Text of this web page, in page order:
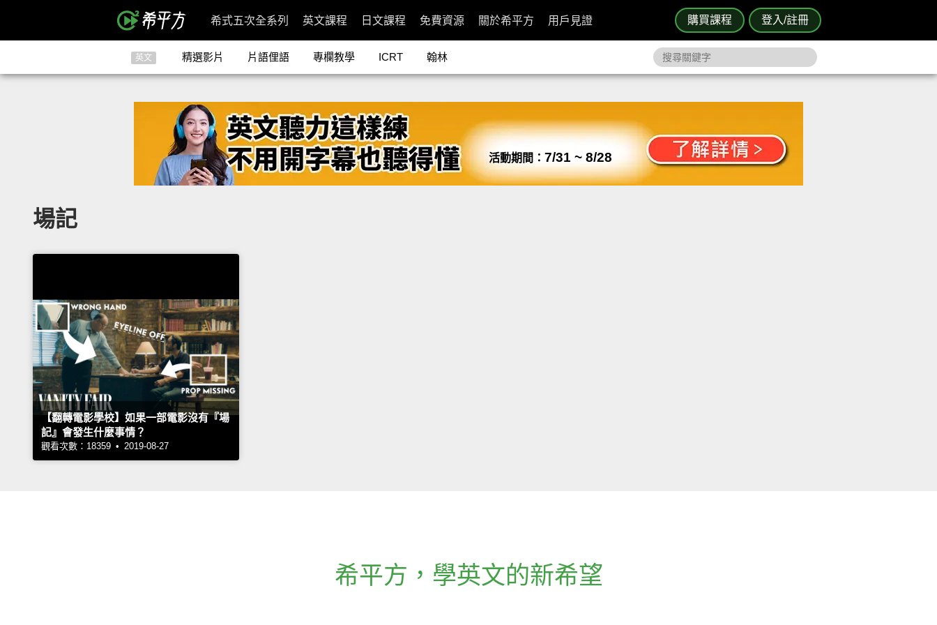
購買課程 登入/註冊
希式五次全系列 英文課程 日文課程 免費資源 關於希平方 用戶見證
英文 精選影片 片語俚語 專欄教學 ICRT 翰林
活動期間： 7/31 ~ 8/28
場記
【翻轉電影學校】如果一部電影沒有『場
記』會發生什麼事情？
觀看次數：18359 • 2019-08-27
希平方 ， 學英文的新希望